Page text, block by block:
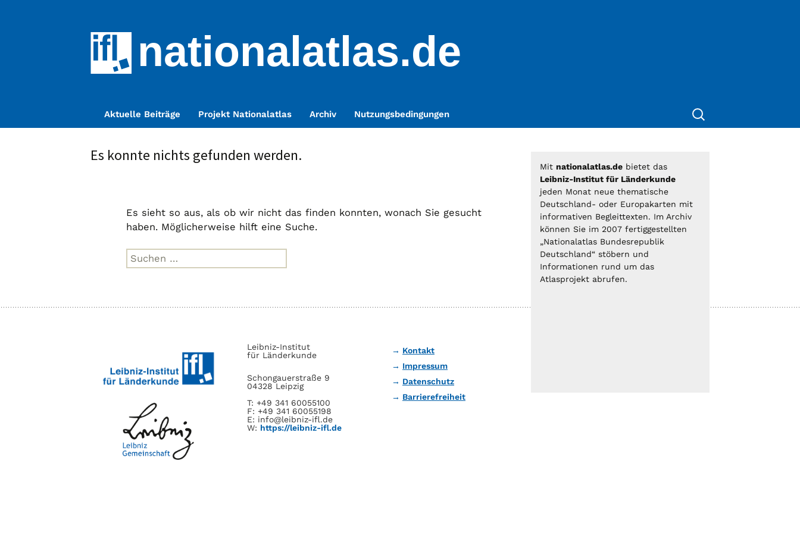
nationalatlas.de
Aktuelle Beiträge Projekt Nationalatlas Archiv Nutzungsbedingungen
Suche
nach:
Es konnte nichts gefunden werden.
Es sieht so aus, als ob wir nicht das finden konnten, wonach Sie gesucht
haben. Möglicherweise hilft eine Suche.
Suche
nach:
Mit nationalatlas.de bietet das
Leibniz-Institut für Länderkunde
jeden Monat neue thematische
Deutschland- oder Europakarten mit
informativen Begleittexten. Im Archiv
können Sie im 2007 fertiggestellten
„Nationalatlas Bundesrepublik
Deutschland“ stöbern und
Informationen rund um das
Atlasprojekt abrufen.
Leibniz-Institut
für Länderkunde
Schongauerstraße 9
04328 Leipzig
T: +49 341 60055100
F: +49 341 60055198
E: info@leibniz-ifl.de
W: https://leibniz-ifl.de
Kontakt
Impressum
Datenschutz
Barrierefreiheit